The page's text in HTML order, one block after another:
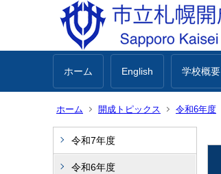
ホーム English 学校概要
ホーム 開成トピックス 令和6年度
令和7年度
令和6年度